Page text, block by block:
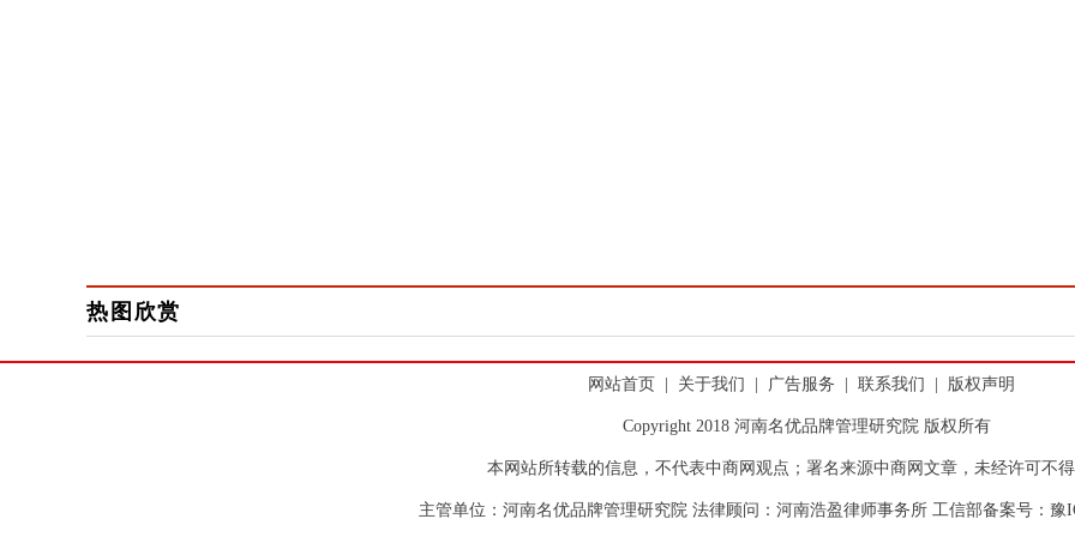
热图欣赏
网站首页 关于我们 广告服务 联系我们 版权声明
Copyright 2018 河南名优品牌管理研究院 版权所有
本网站所转载的信息，不代表中商网观点；署名来源中商网文章，未经许可不得
主管单位：河南名优品牌管理研究院 法律顾问：河南浩盈律师事务所 工信部备案号： 豫